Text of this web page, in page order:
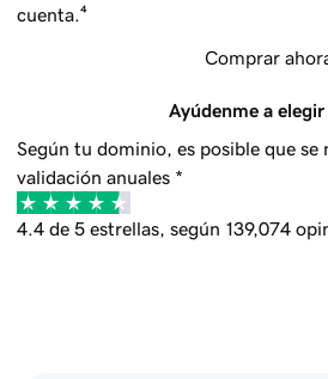
cuenta.⁴
Comprar
Ayúdenme a elegir
Según tu dominio, es posible que se
validación anuales *
4.4 de 5 estrellas, según 139,074